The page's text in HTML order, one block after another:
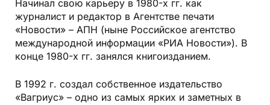
Начинал свою карьеру в 1980-х гг. как
журналист и редактор в Агентстве печати
«Новости» – АПН (ныне Российское агентство
международной информации «РИА Новости»). В
конце 1980-х гг. занялся книгоизданием.
В 1992 г. создал собственное издательство
«Вагриус» – одно из самых ярких и заметных в